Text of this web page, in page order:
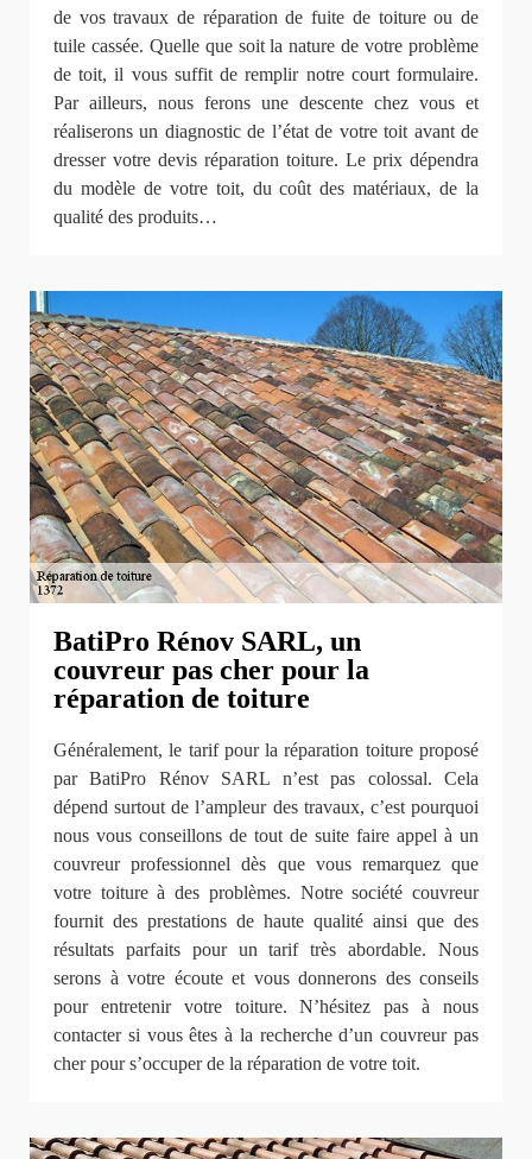
de vos travaux de réparation de fuite de toiture ou de
tuile cassée. Quelle que soit la nature de votre problème
de toit, il vous suffit de remplir notre court formulaire.
Par ailleurs, nous ferons une descente chez vous et
réaliserons un diagnostic de l’état de votre toit avant de
dresser votre devis réparation toiture. Le prix dépendra
du modèle de votre toit, du coût des matériaux, de la
qualité des produits…
BatiPro Rénov SARL, un
couvreur pas cher pour la
réparation de toiture
Généralement, le tarif pour la réparation toiture proposé
par BatiPro Rénov SARL n’est pas colossal. Cela
dépend surtout de l’ampleur des travaux, c’est pourquoi
nous vous conseillons de tout de suite faire appel à un
couvreur professionnel dès que vous remarquez que
votre toiture à des problèmes. Notre société couvreur
fournit des prestations de haute qualité ainsi que des
résultats parfaits pour un tarif très abordable. Nous
serons à votre écoute et vous donnerons des conseils
pour entretenir votre toiture. N’hésitez pas à nous
contacter si vous êtes à la recherche d’un couvreur pas
cher pour s’occuper de la réparation de votre toit.